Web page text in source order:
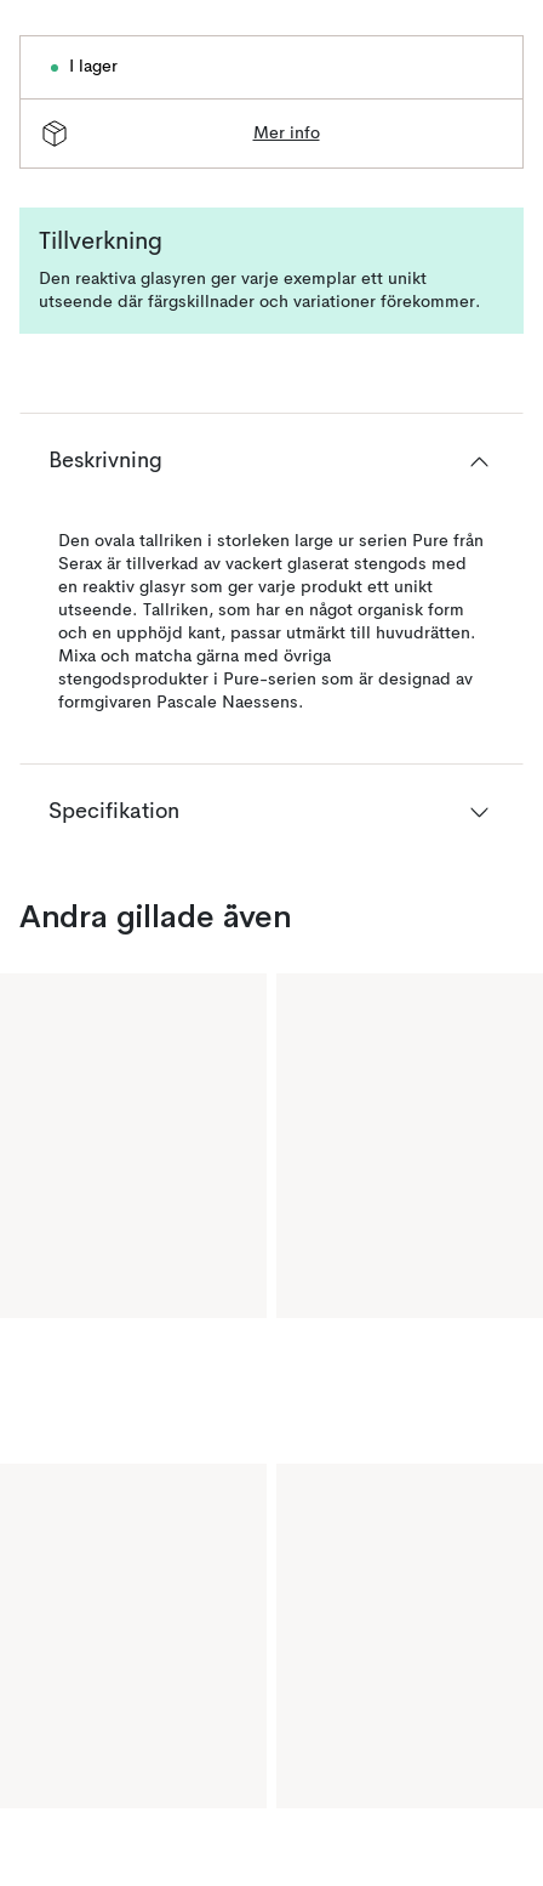
I lager
Mer info
Tillverkning
Den reaktiva glasyren ger varje exemplar ett unikt
utseende där färgskillnader och variationer förekommer.
Beskrivning
Den ovala tallriken i storleken large ur serien Pure från
Serax är tillverkad av vackert glaserat stengods med
en reaktiv glasyr som ger varje produkt ett unikt
utseende. Tallriken, som har en något organisk form
och en upphöjd kant, passar utmärkt till huvudrätten.
Mixa och matcha gärna med övriga
stengodsprodukter i Pure-serien som är designad av
formgivaren Pascale Naessens.
Specifikation
Andra gillade även